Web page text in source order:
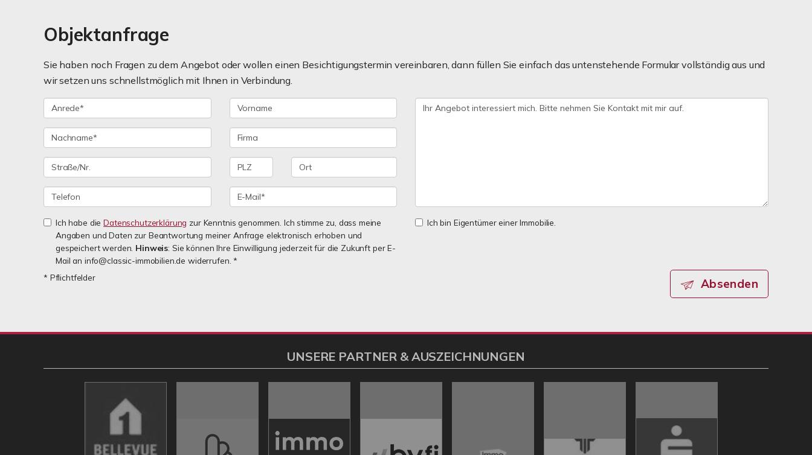
Objektanfrage
Sie haben noch Fragen zu dem Angebot oder wollen einen Besichtigungstermin vereinbaren, dann füllen Sie einfach das untenstehende Formular vollständig aus und
wir setzen uns schnellstmöglich mit Ihnen in Verbindung.
Ich habe dieDatenschutzerklärung zur Kenntnis genommen. Ich stimme zu, dass meine
Angaben und Daten zur Beantwortung meiner Anfrage elektronisch erhoben und
gespeichert werden. Hinweis: Sie können Ihre Einwilligung jederzeit für die Zukunft per E-
Mail an info@classic-immobilien.de widerrufen. *
Ich bin Eigentümer einer Immobilie.
* Pflichtfelder Absenden
UNSERE PARTNER & AUSZEICHNUNGEN